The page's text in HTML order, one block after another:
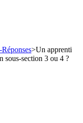
>Un apprenti
sous-section 3 ou 4 ?